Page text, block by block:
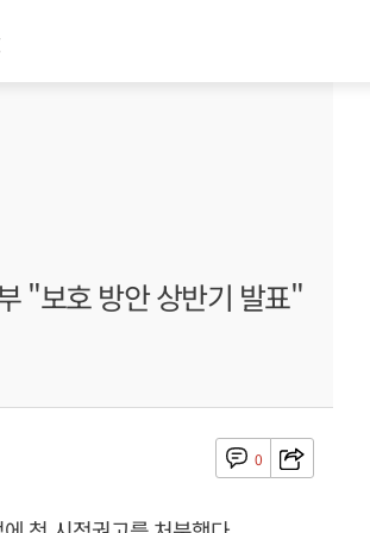
"보호 방안 상반기 발표"
0